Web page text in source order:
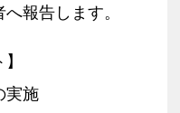
報告します。
実施